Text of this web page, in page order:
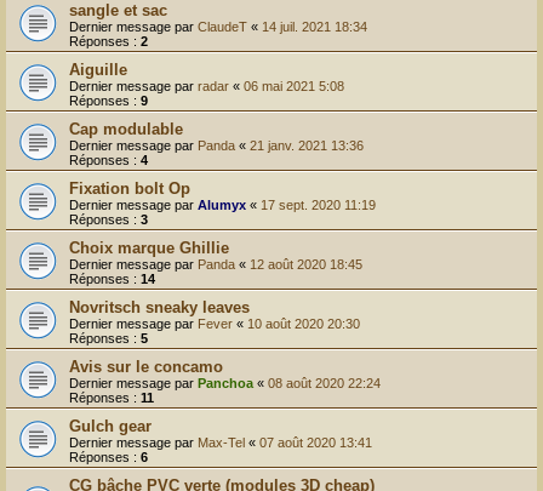
sangle et sac
Dernier message par ClaudeT « 14 juil. 2021 18:34
Réponses : 2
Aiguille
Dernier message par radar « 06 mai 2021 5:08
Réponses : 9
Cap modulable
Dernier message par Panda « 21 janv. 2021 13:36
Réponses : 4
Fixation bolt Op
Dernier message par Alumyx « 17 sept. 2020 11:19
Réponses : 3
Choix marque Ghillie
Dernier message par Panda « 12 août 2020 18:45
Réponses : 14
Novritsch sneaky leaves
Dernier message par Fever « 10 août 2020 20:30
Réponses : 5
Avis sur le concamo
Dernier message par Panchoa « 08 août 2020 22:24
Réponses : 11
Gulch gear
Dernier message par Max-Tel « 07 août 2020 13:41
Réponses : 6
CG bâche PVC verte (modules 3D cheap)